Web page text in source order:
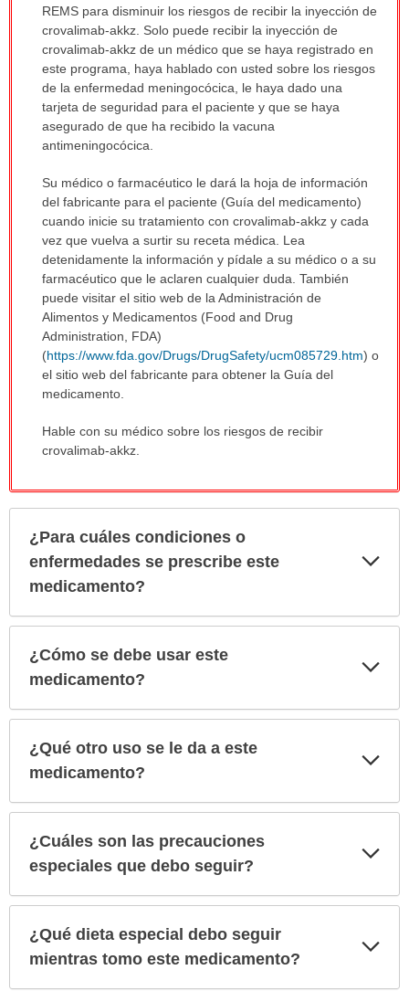
REMS para disminuir los riesgos de recibir la inyección de
crovalimab-akkz. Solo puede recibir la inyección de
crovalimab-akkz de un médico que se haya registrado en
este programa, haya hablado con usted sobre los riesgos
de la enfermedad meningocócica, le haya dado una
tarjeta de seguridad para el paciente y que se haya
asegurado de que ha recibido la vacuna
antimeningocócica.
Su médico o farmacéutico le dará la hoja de información
del fabricante para el paciente (Guía del medicamento)
cuando inicie su tratamiento con crovalimab-akkz y cada
vez que vuelva a surtir su receta médica. Lea
detenidamente la información y pídale a su médico o a su
farmacéutico que le aclaren cualquier duda. También
puede visitar el sitio web de la Administración de
Alimentos y Medicamentos (Food and Drug
Administration, FDA)
(https://www.fda.gov/Drugs/DrugSafety/ucm085729.htm) o
el sitio web del fabricante para obtener la Guía del
medicamento.
Hable con su médico sobre los riesgos de recibir
crovalimab-akkz.
¿Para cuáles condiciones o
enfermedades se prescribe este
medicamento?
¿Cómo se debe usar este
medicamento?
¿Qué otro uso se le da a este
medicamento?
¿Cuáles son las precauciones
especiales que debo seguir?
¿Qué dieta especial debo seguir
mientras tomo este medicamento?